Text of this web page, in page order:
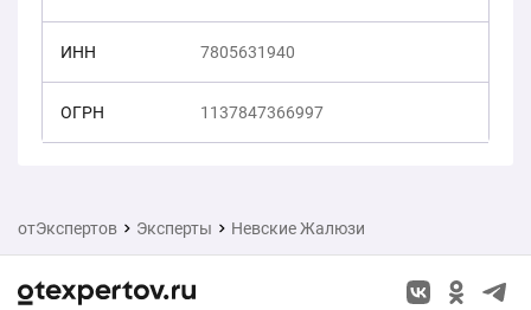
ИНН 7805631940
ОГРН 1137847366997
отЭкспертов Эксперты Невские Жалюзи